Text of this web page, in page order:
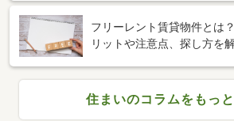
フリーレント賃貸物件とは
リットや注意点、探し方を
住まいのコラムをもっ